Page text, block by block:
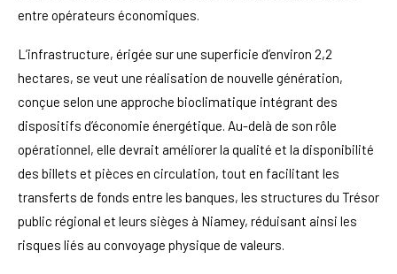
entre opérateurs économiques.
L’infrastructure, érigée sur une superficie d’environ 2,2
hectares, se veut une réalisation de nouvelle génération,
conçue selon une approche bioclimatique intégrant des
dispositifs d’économie énergétique. Au-delà de son rôle
opérationnel, elle devrait améliorer la qualité et la disponibilité
des billets et pièces en circulation, tout en facilitant les
transferts de fonds entre les banques, les structures du Trésor
public régional et leurs sièges à Niamey, réduisant ainsi les
risques liés au convoyage physique de valeurs.